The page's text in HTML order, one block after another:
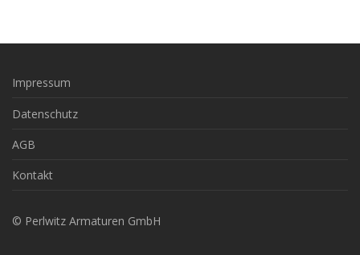
Impressum
Datenschutz
AGB
Kontakt
© Perlwitz Armaturen GmbH